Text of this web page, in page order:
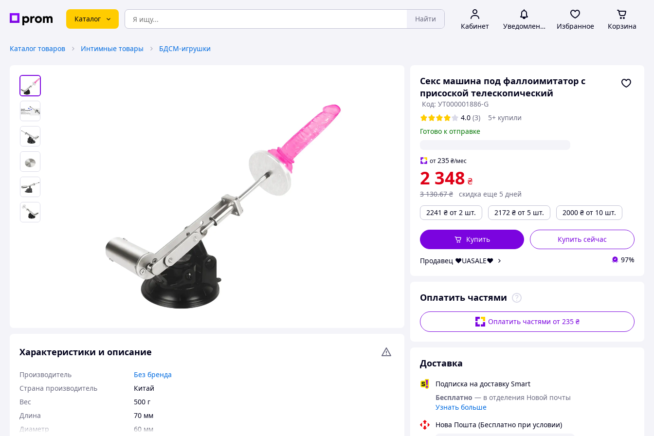
Каталог Найти
Кабинет Уведомления Избранное Корзина
Каталог товаров Интимные товары БДСМ-игрушки
Секс машина под фаллоимитатор с
присоской телескопический
Код: УТ000001886-G
4.0 (3)
5+ купили
Готово к отправке
от235 ₴/мес
2 348 ₴
3 130.67 ₴
скидка еще 5 дней
2241 ₴ от 2 шт. 2172 ₴ от 5 шт. 2000 ₴ от 10 шт.
Купить сейчас
Купить
Продавец ❤️UASALE❤️ 97%
Оплатить частями
Оплатить частями от 235 ₴
Доставка
Подписка на доставку Smart
Бесплатно — в отделения Новой почты
Узнать больше
Нова Пошта (Бесплатно при условии)
Характеристики и описание
Производитель
Без бренда
Страна производитель
Китай
Вес
500 г
Длина
70 мм
Диаметр
60 мм